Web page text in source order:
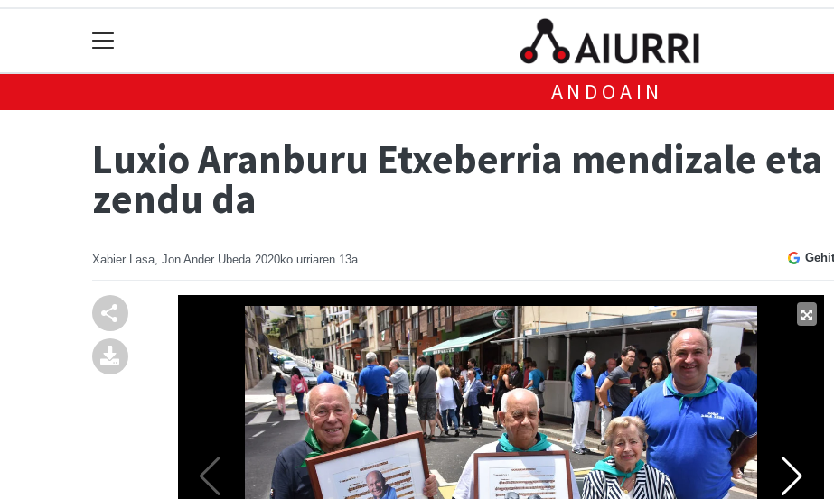
ANDOAIN
Luxio Aranburu Etxeberria mendizale
zendu da
Xabier Lasa, Jon Ander Ubeda 2020ko urriaren 13a